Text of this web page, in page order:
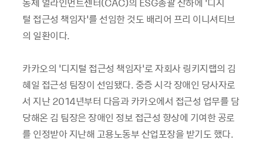
털 접근성 책임자’를 선임한 것도 배리어 프리 이니셔티브
의 일환이다.
카카오의 ‘디지털 접근성 책임자’로 자회사 링키지랩의 김
혜일 접근성 팀장이 선임됐다. 중증 시각 장애인 당사자로
서 지난 2014년부터 다음과 카카오에서 접근성 업무를 담
당해온 김 팀장은 장애인 정보 접근성 향상에 기여한 공로
를 인정받아 지난해 고용노동부 산업포장을 받기도 했다.